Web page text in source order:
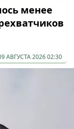
менее
АВГУСТА 2026 02:30